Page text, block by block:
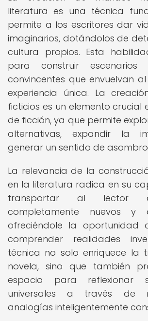
literatura es una técnica
permite a los escritores dar
imaginarios, dotándolos de
cultura propios. Esta
para construir escenarios
convincentes que envuelvan
experiencia única. La
ficticios es un elemento crucial
de ficción, ya que permite
alternativas, expandir la
generar un sentido de
La relevancia de la
en la literatura radica en su
transportar al lector
completamente nuevos y
ofreciéndole la oportunidad
comprender realidades
técnica no solo enriquece la
novela, sino que también
espacio para reflexionar
universales a través de
analogías inteligentemente